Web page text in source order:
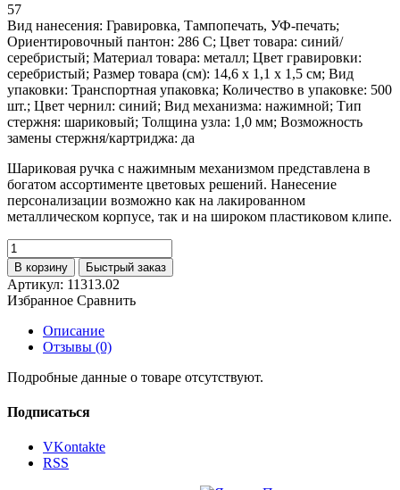
57
Вид нанесения: Гравировка, Тампопечать, УФ-печать;
Ориентировочный пантон: 286 C; Цвет товара: синий/
серебристый; Материал товара: металл; Цвет гравировки:
серебристый; Размер товара (см): 14,6 х 1,1 х 1,5 см; Вид
упаковки: Транспортная упаковка; Количество в упаковке: 500
шт.; Цвет чернил: синий; Вид механизма: нажимной; Тип
стержня: шариковый; Толщина узла: 1,0 мм; Возможность
замены стержня/картриджа: да
Шариковая ручка с нажимным механизмом представлена в
богатом ассортименте цветовых решений. Нанесение
персонализации возможно как на лакированном
металлическом корпусе, так и на широком пластиковом клипе.
В корзину Быстрый заказ
Артикул: 11313.02
Избранное Сравнить
Описание
Отзывы (0)
Подробные данные о товаре отсутствуют.
Подписаться
VKontakte
RSS